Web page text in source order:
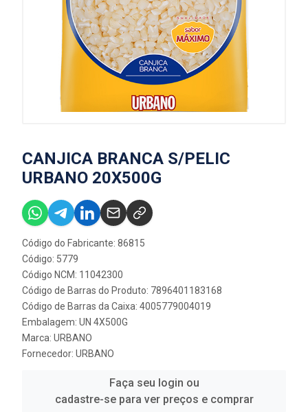
CANJICA BRANCA S/PELIC
URBANO 20X500G
Código do Fabricante: 86815
Código: 5779
Código NCM: 11042300
Código de Barras do Produto: 7896401183168
Código de Barras da Caixa: 4005779004019
Embalagem: UN 4X500G
Marca: URBANO
Fornecedor: URBANO
Faça seu login ou
cadastre-se para ver preços e comprar